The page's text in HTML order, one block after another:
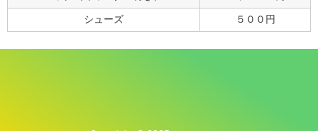
シューズ ５００円